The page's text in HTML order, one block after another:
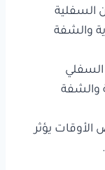
السفلية
والشفة
السفلي
والشفة
يؤثر